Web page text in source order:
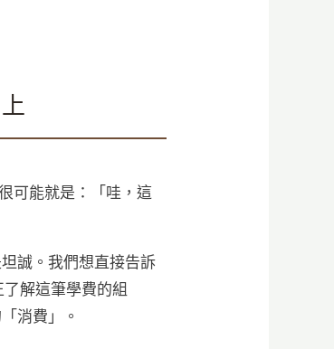
可能就是：「哇，這
誠。我們想直接告訴
解這筆學費的組
消費」。